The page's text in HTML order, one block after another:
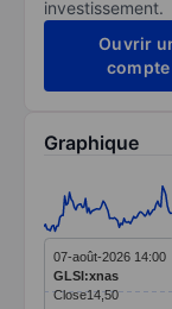
investissement.
Ouvrir
compte
Graphique
Line chart
The chart
The chart
07-août-2026 14:00
GLSI:xnas
Close14,50